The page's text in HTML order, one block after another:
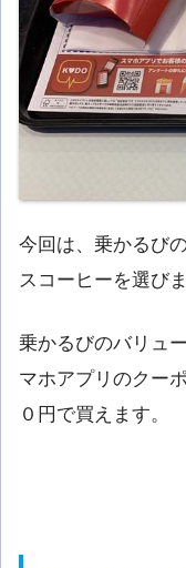
今回は、乗かるび
スコーヒーを選びま
乗かるびのバリュ
マホアプリのクー
０円で買えます。